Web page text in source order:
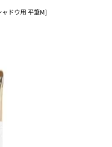
ドウ用 平筆M]